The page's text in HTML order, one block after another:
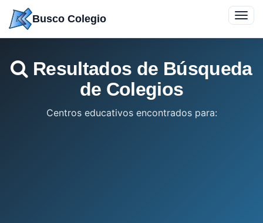
contenido
Busco Colegio
Resultados de Búsqueda
de Colegios
Centros educativos encontrados para: